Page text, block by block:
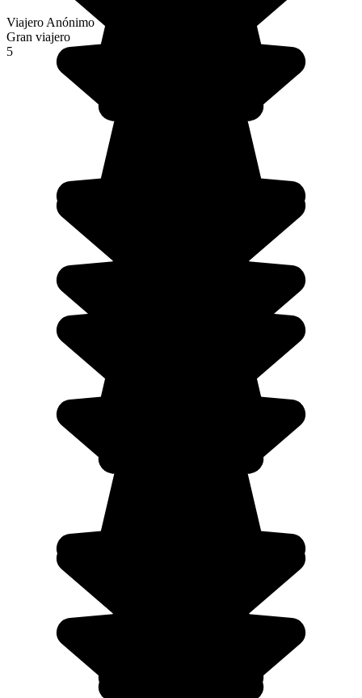
Viajero Anónimo
Gran viajero
5